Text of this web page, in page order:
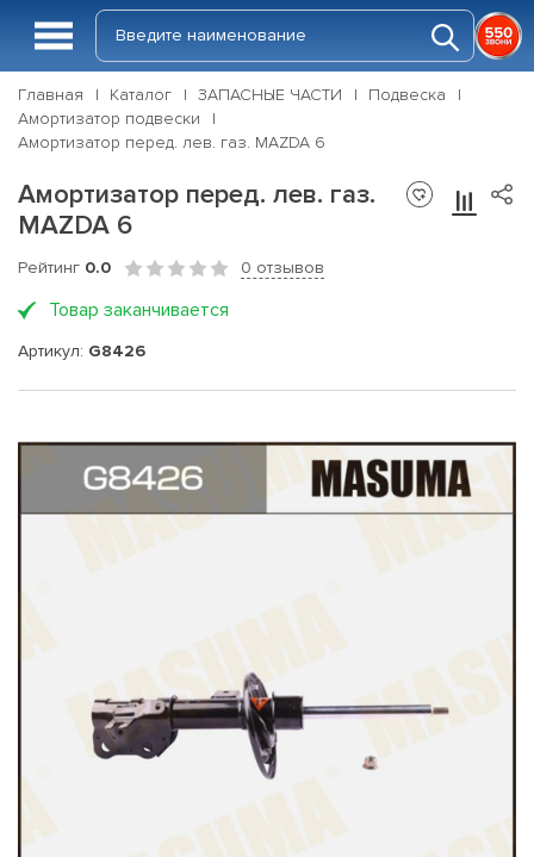
Главная Каталог ЗАПАСНЫЕ ЧАСТИ
Подвеска
Амортизатор подвески
Амортизатор перед. лев. газ. MAZDA 6
Амортизатор перед. лев. газ.
MAZDA 6
Рейтинг 0.0 0 отзывов
Товар заканчивается
Артикул: G8426